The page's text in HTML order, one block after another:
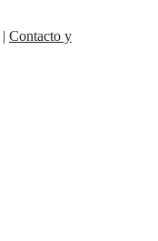
| Contacto y